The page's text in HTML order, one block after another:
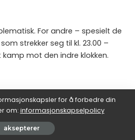
For andre – spesielt de
strekker seg til kl. 23.00 –
mot den indre klokken.
10 000 lux) om morgenen i
helst innen 30–60 minutter
for å forbedre din
om: informasjonskapselpolicy
aksepterer